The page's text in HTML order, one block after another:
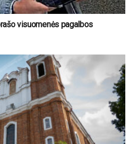
visuomenės pagalbos